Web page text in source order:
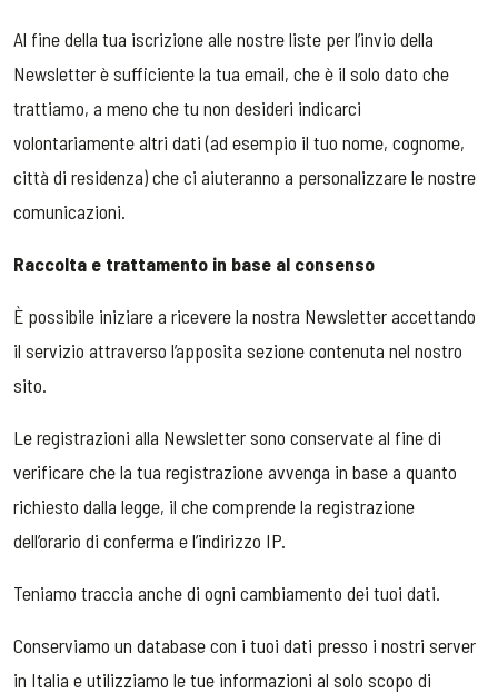
Al fine della tua iscrizione alle nostre liste per l’invio della
Newsletter è sufficiente la tua email, che è il solo dato che
trattiamo, a meno che tu non desideri indicarci
volontariamente altri dati (ad esempio il tuo nome, cognome,
città di residenza) che ci aiuteranno a personalizzare le nostre
comunicazioni.
Raccolta e trattamento in base al consenso
È possibile iniziare a ricevere la nostra Newsletter accettando
il servizio attraverso l’apposita sezione contenuta nel nostro
sito.
Le registrazioni alla Newsletter sono conservate al fine di
verificare che la tua registrazione avvenga in base a quanto
richiesto dalla legge, il che comprende la registrazione
dell’orario di conferma e l’indirizzo IP.
Teniamo traccia anche di ogni cambiamento dei tuoi dati.
Conserviamo un database con i tuoi dati presso i nostri server
in Italia e utilizziamo le tue informazioni al solo scopo di